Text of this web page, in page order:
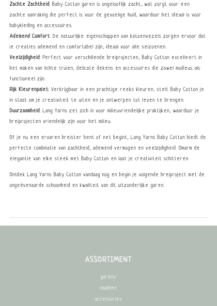
Zachte Zachtheid: Baby Cotton garen is ongelooflijk zacht, wat zorgt voor een
zachte aanraking die perfect is voor de gevoelige huid, waardoor het ideaal is voor
babykleding en accessoires.
Ademend Comfort: De natuurlijke eigenschappen van katoenvezels zorgen ervoor dat
je creaties ademend en comfortabel zijn, ideaal voor alle seizoenen.
Veelzijdigheid: Perfect voor verschillende breiprojecten, Baby Cotton excelleert in
het maken van lichte truien, delicate dekens en accessoires die zowel modieus als
functioneel zijn.
Rijk Kleurenpalet: Verkrijgbaar in een prachtige reeks kleuren, stelt Baby Cotton je
in staat om je creativiteit te uiten en je ontwerpen tot leven te brengen.
Duurzaamheid: Lang Yarns zet zich in voor milieuvriendelijke praktijken, waardoor je
breiprojecten vriendelijk zijn voor het milieu.
Of je nu een ervaren breister bent of net begint, Lang Yarns Baby Cotton biedt de
perfecte combinatie van zachtheid, ademend vermogen en veelzijdigheid. Omarm de
elegantie van elke steek met Baby Cotton en laat je creativiteit schitteren.
Ontdek Lang Yarns Baby Cotton vandaag nog en begin je volgende breiproject met de
ongeëvenaarde schoonheid en kwaliteit van dit uitzonderlijke garen.
ASSORTIMENT
garens
naalden
accessories